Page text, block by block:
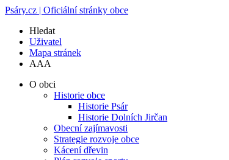
Psáry.cz | Oficiální stránky obce
Hledat
Uživatel
Mapa stránek
AAA
O obci
Historie obce
Historie Psár
Historie Dolních Jirčan
Obecní zajímavosti
Strategie rozvoje obce
Kácení dřevin